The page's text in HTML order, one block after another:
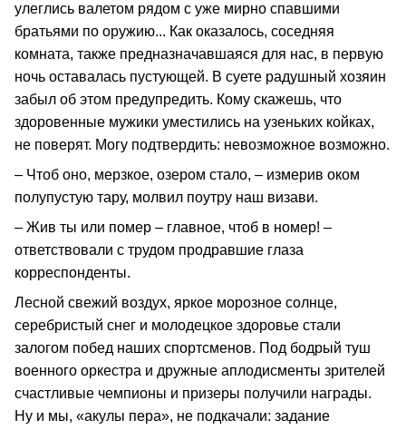
улеглись валетом рядом с уже мирно спавшими
братьями по оружию... Как оказалось, соседняя
комната, также предназначавшаяся для нас, в первую
ночь оставалась пустующей. В суете радушный хозяин
забыл об этом предупредить. Кому скажешь, что
здоровенные мужики уместились на узеньких койках,
не поверят. Могу подтвердить: невозможное возможно.
– Чтоб оно, мерзкое, озером стало, – измерив оком
полупустую тару, молвил поутру наш визави.
– Жив ты или помер – главное, чтоб в номер! –
ответствовали с трудом продравшие глаза
корреспонденты.
Лесной свежий воздух, яркое морозное солнце,
серебристый снег и молодецкое здоровье стали
залогом побед наших спортсменов. Под бодрый туш
военного оркестра и дружные аплодисменты зрителей
счастливые чемпионы и призеры получили награды.
Ну и мы, «акулы пера», не подкачали: задание